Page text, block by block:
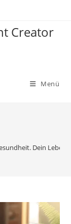
Creator
Menü
Dein